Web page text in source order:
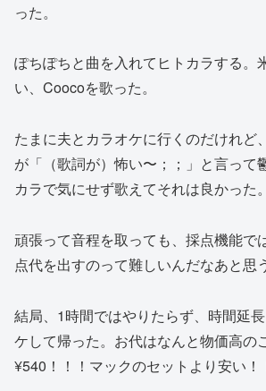
った。
ぽちぽちと曲を入れてヒトカラする。
い、Coocoを歌った。
たまに夫とカラオケに行くのだけれど
が「（歌詞が）怖い〜；；」と言って
カラで気にせず歌えてそれは良かった。
頑張って音程を取っても、採点機能で
点代を出すのって難しいんだなあと思
結局、1時間ではやりたらず、時間延
ケして帰った。お代はなんと物価高の
¥540！！！マックのセットより安い！